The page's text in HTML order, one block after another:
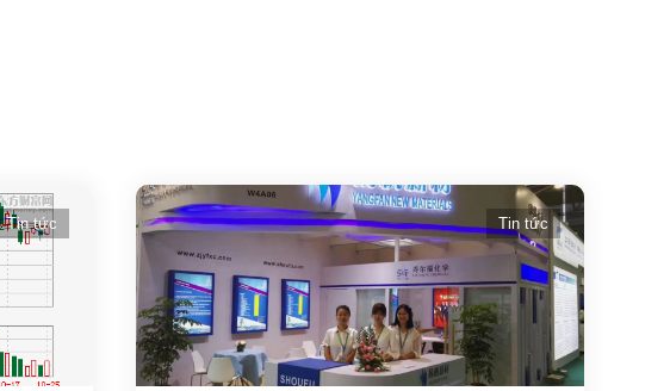
Tin tức Tin tức